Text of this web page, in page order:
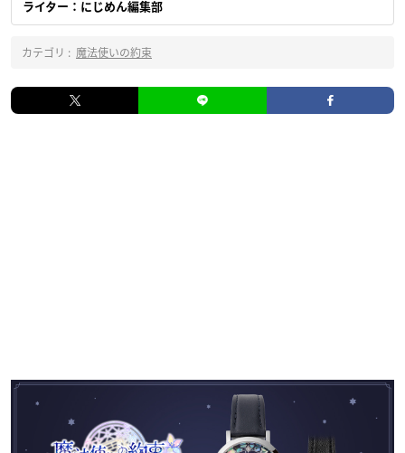
ライター：にじめん編集部
カテゴリ : 魔法使いの約束